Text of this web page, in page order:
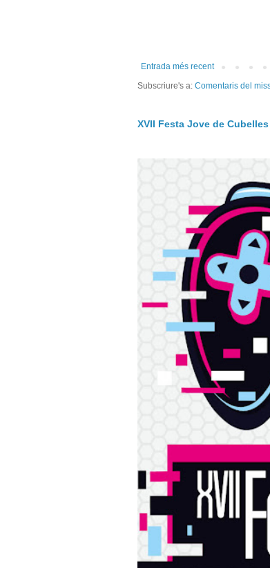
Entrada més recent
Subscriure's a: Comentaris del
XVII Festa Jove de Cubelles